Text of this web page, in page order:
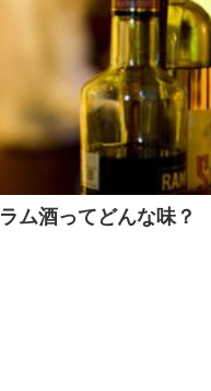
ラム酒ってどんな味？